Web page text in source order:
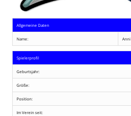
Allgemeine Daten
Name: Anni
Spielerprofil
Geburtsjahr:
Größe:
Position:
Im Verein seit: